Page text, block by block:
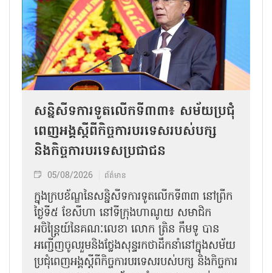
សន្និសីទការទូតលើកទី៣៣៖ សម័យប្រជុំ
ពេញអង្គស្តីពីកិច្ច​ការបរទេសរបស់​បក្ស
និងកិច្ច​ការបរទេសប្រជាជន
05/08/2026 ព័ត៌មាន
ក្នុងក្របខ័ណ្ឌនៃសន្និសីទការទូតលើកទី៣៣ នៅព្រឹក
ថ្ងៃទី៥ ខែសីហា នៅទីក្រុងហាណូយ សមាជិក
អចិន្ត្រៃយ៍នៃគណៈលេខា លោក ត្រិន កឹម​ទូ បាន
អញ្ជើញ​ចូលរួមនិងថ្លែងសុន្ទរកថាដឹកនាំនៅក្នុងសម័យ
ប្រជុំពេញអង្គស្តីពី​​កិច្ច​ការបរទេសរបស់​បក្ស និងកិច្ច​ការ